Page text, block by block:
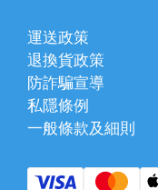
運送政策
退換貨政策
防詐騙宣導
私隱條例
一般條款及細則